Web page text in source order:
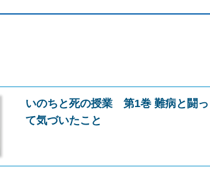
道徳 英語
いのちと死の授業 第1巻 難病と闘っ
て気づいたこと